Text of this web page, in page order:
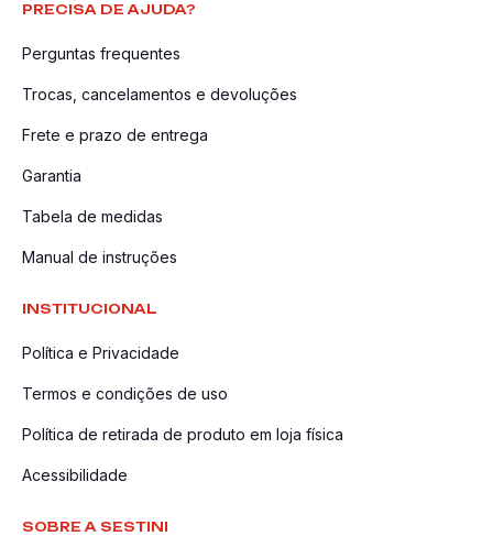
PRECISA DE AJUDA?
Perguntas frequentes
Trocas, cancelamentos e devoluções
Frete e prazo de entrega
Garantia
Tabela de medidas
Manual de instruções
INSTITUCIONAL
Política e Privacidade
Termos e condições de uso
Política de retirada de produto em loja física
Acessibilidade
SOBRE A SESTINI